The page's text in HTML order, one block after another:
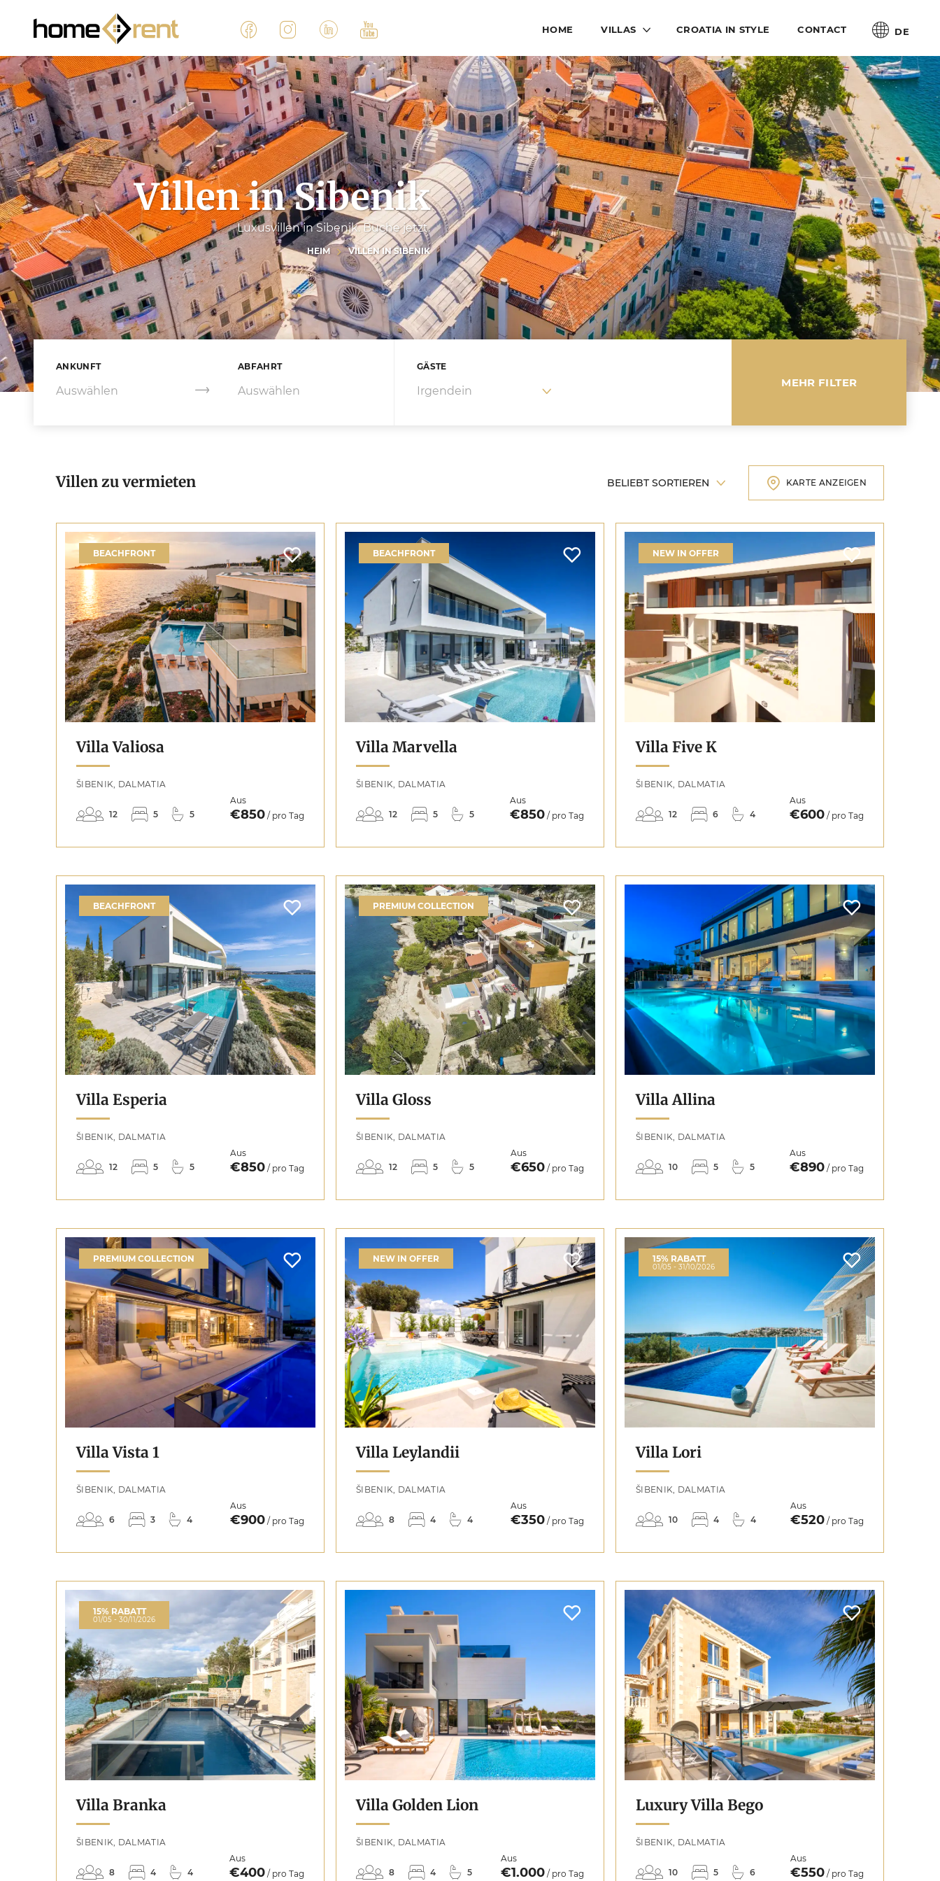
HOME VILLAS CROATIA IN STYLE CONTACT DE
Villen in Sibenik
Luxusvillen in Sibenik. Buche jetzt.
HEIM VILLEN IN SIBENIK
ANKUNFT ABFAHRT GÄSTE
MEHR FILTER
Villen zu vermieten KARTE ANZEIGEN
BEACHFRONT
Villa Valiosa
ŠIBENIK, DALMATIA
12 5 5
Aus
€850 / pro Tag
BEACHFRONT
Villa Marvella
ŠIBENIK, DALMATIA
12 5 5
Aus
€850 / pro Tag
NEW IN OFFER
Villa Five K
ŠIBENIK, DALMATIA
12 6 4
Aus
€600 / pro Tag
BEACHFRONT
Villa Esperia
ŠIBENIK, DALMATIA
12 5 5
Aus
€850 / pro Tag
PREMIUM COLLECTION
Villa Gloss
ŠIBENIK, DALMATIA
12 5 5
Aus
€650 / pro Tag
Villa Allina
ŠIBENIK, DALMATIA
10 5 5
Aus
€890 / pro Tag
PREMIUM COLLECTION
Villa Vista 1
ŠIBENIK, DALMATIA
6 3 4
Aus
€900 / pro Tag
NEW IN OFFER
Villa Leylandii
ŠIBENIK, DALMATIA
8 4 4
Aus
€350 / pro Tag
15% RABATT
01/05 - 31/10/2026
Villa Lori
ŠIBENIK, DALMATIA
10 4 4
Aus
€520 / pro Tag
15% RABATT
01/05 - 30/11/2026
Villa Branka
ŠIBENIK, DALMATIA
8 4 4
Aus
€400 / pro Tag
Villa Golden Lion
ŠIBENIK, DALMATIA
8 4 5
Aus
€1.000 / pro Tag
Luxury Villa Bego
ŠIBENIK, DALMATIA
10 5 6
Aus
€550 / pro Tag